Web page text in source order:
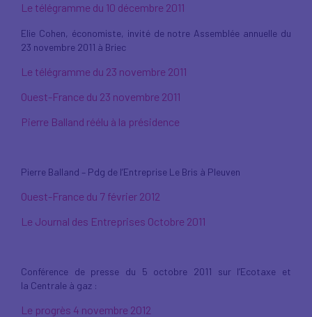
Le télégramme du 10 décembre 2011
Elie Cohen, économiste, invité de notre Assemblée annuelle du
23 novembre 2011 à Briec
Le télégramme du 23 novembre 2011
Ouest-France du 23 novembre 2011
Pierre Balland réélu à la présidence
Pierre Balland – Pdg de l’Entreprise Le Bris à Pleuven
Ouest-France du 7 février 2012
Le Journal des Entreprises Octobre 2011
Conférence de presse du 5 octobre 2011 sur l’Ecotaxe et
la Centrale à gaz :
Le progrès 4 novembre 2012